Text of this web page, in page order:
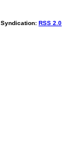
Syndication: RSS 2.0